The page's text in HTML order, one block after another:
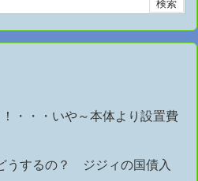
・・・いや～本体より設置費
うするの？ ジジィの国債入